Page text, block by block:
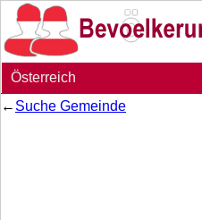
Österreich
← Suche Gemeinde